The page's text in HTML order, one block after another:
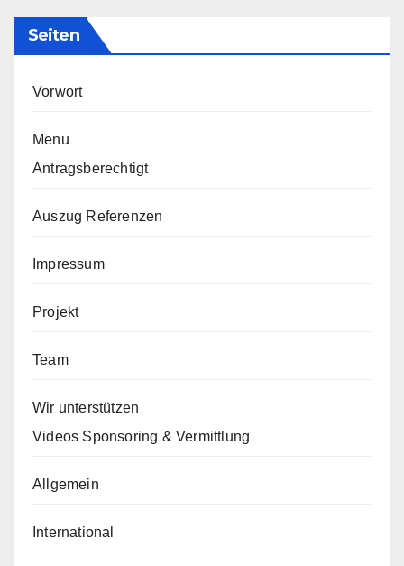
Seiten
Vorwort
Menu
Antragsberechtigt
Auszug Referenzen
Impressum
Projekt
Team
Wir unterstützen
Videos Sponsoring & Vermittlung
Allgemein
International